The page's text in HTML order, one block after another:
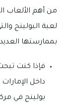
من أهم الألعاب
لعبة البولينج
بممارستها
فإذا كنت
داخل
بولينج في